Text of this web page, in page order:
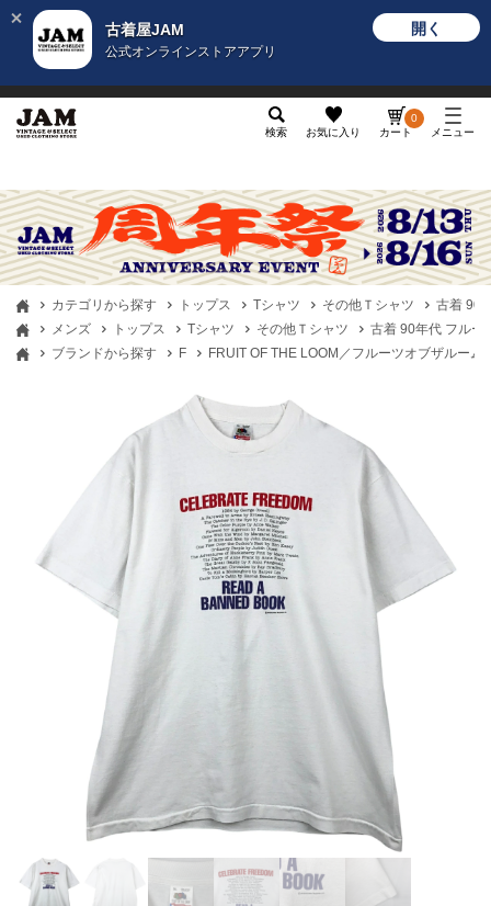
古着屋JAM
公式オンラインストアアプリ
開く
検索 お気に入り カート
0
メニュー
カテゴリから探す トップス Tシャツ その他Ｔシャツ
古着 90
メンズ
トップス Tシャツ その他Ｔシャツ
古着 90年代 フルー
ブランドから探す
F FRUIT OF THE LOOM／フルーツオブザルーム